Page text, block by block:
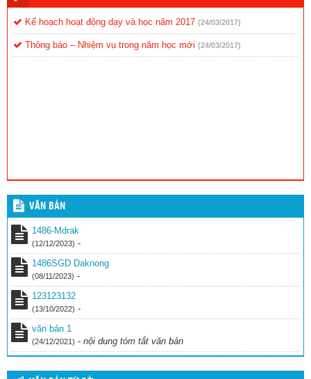
Kế hoạch hoạt động dạy và học năm 2017 (24/03/2017)
Thông báo – Nhiệm vụ trong năm học mới (24/03/2017)
VĂN BẢN
1486-Mdrak
(12/12/2023) -
1486SGD Daknong
(08/11/2023) -
123123132
(13/10/2022) -
văn bản 1
(24/12/2021) - nội dung tóm tắt văn bản